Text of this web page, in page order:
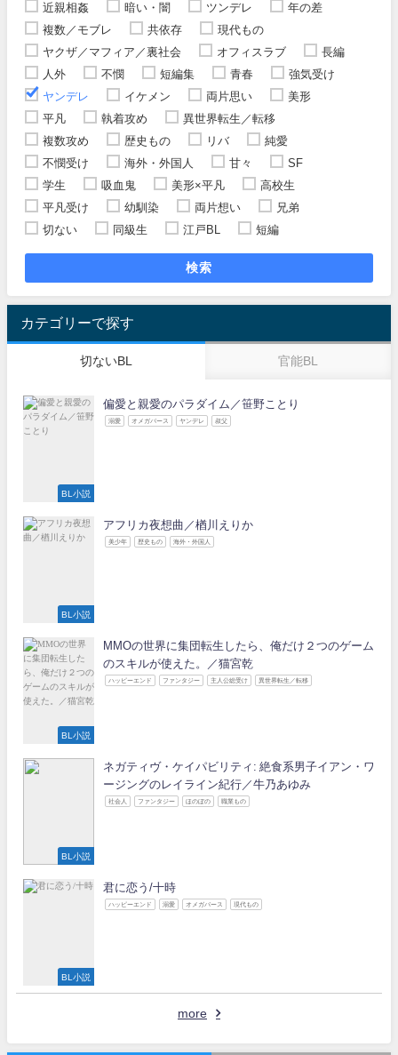
近親相姦
暗い・闇 ツンデレ
年の差
複数／モブレ
共依存
現代もの
ヤクザ／マフィア／裏社会
オフィスラブ
長編
人外
不憫 短編集 青春
強気受け
ヤンデレ
イケメン 両片思い
美形
平凡
執着攻め
異世界転生／転移
複数攻め
歴史もの リバ
純愛
不憫受け
海外・外国人 甘々
SF
学生
吸血鬼 美形×平凡
高校生
平凡受け
幼馴染 両片想い
兄弟
切ない
同級生 江戸BL 短編
検索
カテゴリーで探す
切ないBL 官能BL
BL小説
偏愛と親愛のパラダイム／笹野ことり
溺愛 オメガバース ヤンデレ 叔父
BL小説
アフリカ夜想曲／楢川えりか
美少年 歴史もの 海外・外国人
BL小説
MMOの世界に集団転生したら、俺だけ２つのゲーム
のスキルが使えた。／猫宮乾
ハッピーエンド ファンタジー 主人公総受け 異世界転生／転移
BL小説
ネガティヴ・ケイパビリティ: 絶食系男子イアン・ワ
ージングのレイライン紀行／牛乃あゆみ
社会人 ファンタジー ほのぼの 職業もの
BL小説
君に恋う/十時
ハッピーエンド 溺愛 オメガバース 現代もの
more